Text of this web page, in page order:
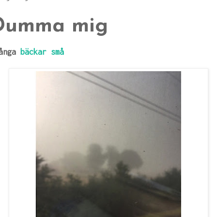
mig
bäckar små